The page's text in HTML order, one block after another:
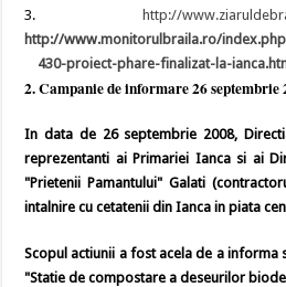
3.
http://
http://www.monitorulbraila.ro/
430-proiect-phare-finalizat-la-
2. Campanie de informare 26 septembrie
In data de 26 septembrie 2008,
reprezentanti ai Primariei Ianca si ai
"Prietenii Pamantului" Galati
intalnire cu cetatenii din Ianca in piata
Scopul actiunii a fost acela de a
"Statie de compostare a deseurilor